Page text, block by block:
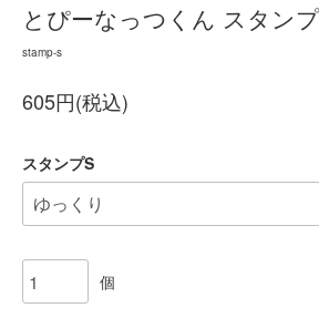
とぴーなっつくん スタン
stamp-s
605円(税込)
スタンプS
個